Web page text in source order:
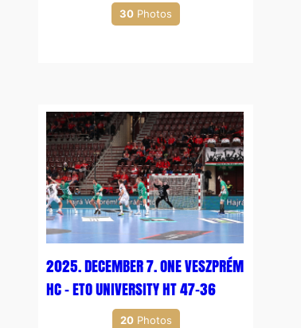
30 Photos
2025. DECEMBER 7. ONE VESZPRÉM
HC – ETO UNIVERSITY HT 47-36
20Photos